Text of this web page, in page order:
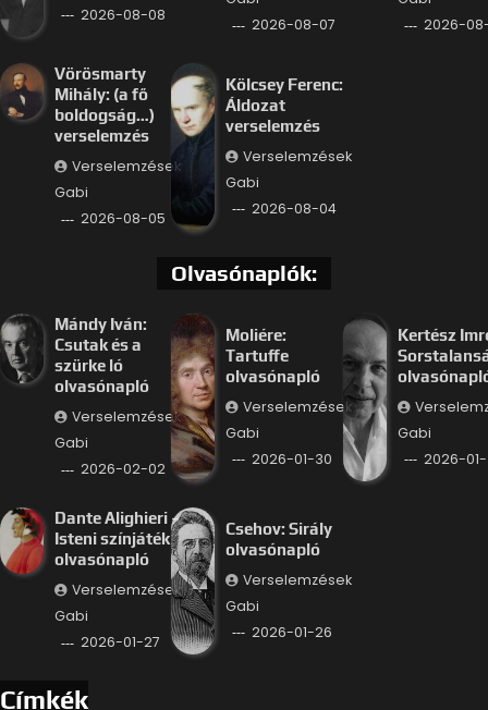
2026-08-08
2026-08-07
2026-
Vörösmarty
Mihály: (a fő
boldogság…)
verselemzés
Verselemzések
Gabi
2026-08-05
Kölcsey Ferenc:
Áldozat
verselemzés
Verselemzések
Gabi
2026-08-04
Olvasónaplók:
Mándy Iván:
Csutak és a
szürke ló
olvasónapló
Verselemzések
Gabi
2026-02-02
Moliére:
Tartuffe
olvasónapló
Verselemzések
Gabi
2026-01-30
Kertész
Gabi
2026-
Dante Alighieri –
Isteni színjáték
olvasónapló
Verselemzések
Gabi
2026-01-27
Csehov: Sirály
olvasónapló
Verselemzések
Gabi
2026-01-26
Címkék